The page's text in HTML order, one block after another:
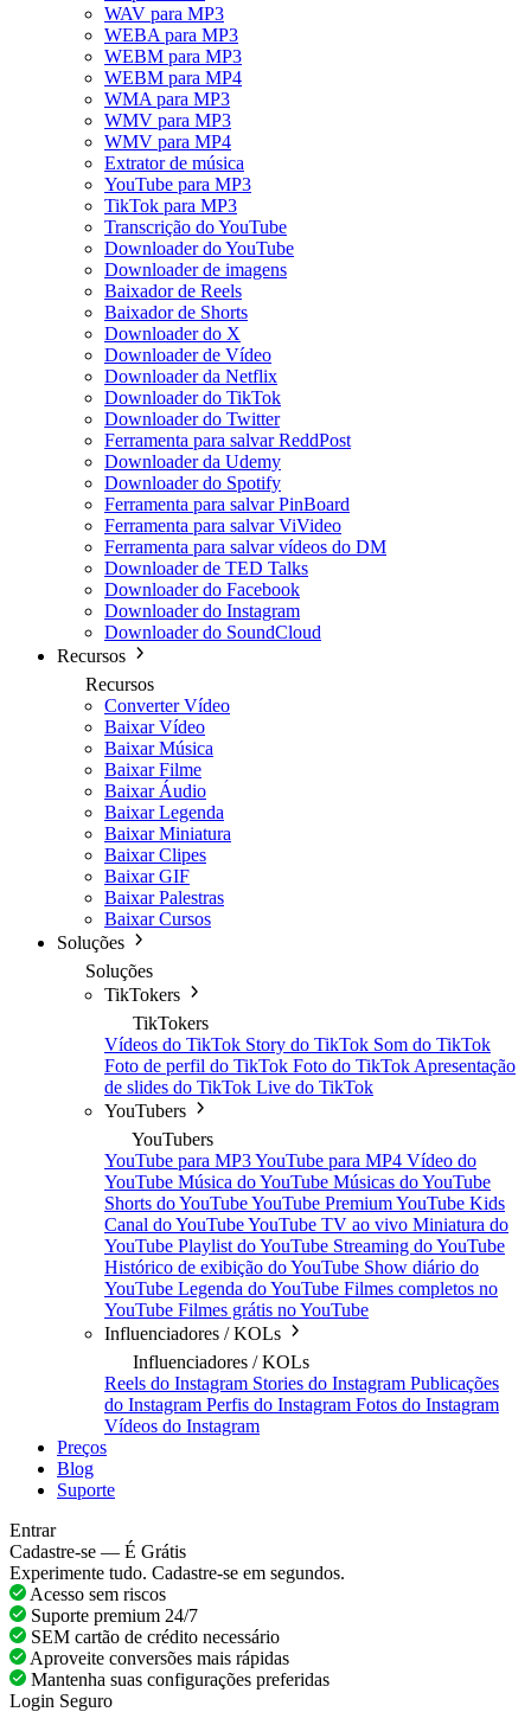
WAV para MP3
WEBA para MP3
WEBM para MP3
WEBM para MP4
WMA para MP3
WMV para MP3
WMV para MP4
Extrator de música
YouTube para MP3
TikTok para MP3
Transcrição do YouTube
Downloader do YouTube
Downloader de imagens
Baixador de Reels
Baixador de Shorts
Downloader do X
Downloader de Vídeo
Downloader da Netflix
Downloader do TikTok
Downloader do Twitter
Ferramenta para salvar ReddPost
Downloader da Udemy
Downloader do Spotify
Ferramenta para salvar PinBoard
Ferramenta para salvar ViVideo
Ferramenta para salvar vídeos do DM
Downloader de TED Talks
Downloader do Facebook
Downloader do Instagram
Downloader do SoundCloud
Recursos
Recursos
Converter Vídeo
Baixar Vídeo
Baixar Música
Baixar Filme
Baixar Áudio
Baixar Legenda
Baixar Miniatura
Baixar Clipes
Baixar GIF
Baixar Palestras
Baixar Cursos
Soluções
Soluções
TikTokers
TikTokers
Vídeos do TikTok Story do TikTok Som do TikTok
Foto de perfil do TikTok Foto do TikTok Apresentação
de slides do TikTok Live do TikTok
YouTubers
YouTubers
YouTube para MP3YouTube para MP4 Vídeo do
YouTube Música do YouTube Músicas do YouTube
Shorts do YouTubeYouTube PremiumYouTube Kids
Canal do YouTubeYouTube TV ao vivo Miniatura do
YouTube Playlist do YouTube Streaming do YouTube
Histórico de exibição do YouTube Show diário do
YouTube Legenda do YouTube Filmes completos no
YouTube Filmes grátis no YouTube
Influenciadores / KOLs
Influenciadores / KOLs
Reels do Instagram Stories do Instagram Publicações
do Instagram Perfis do Instagram Fotos do Instagram
Vídeos do Instagram
Preços
Blog
Suporte
Entrar
Cadastre-se — É Grátis
Experimente tudo. Cadastre-se em segundos.
Acesso sem riscos
Suporte premium 24/7
SEM cartão de crédito necessário
Aproveite conversões mais rápidas
Mantenha suas configurações preferidas
Login Seguro